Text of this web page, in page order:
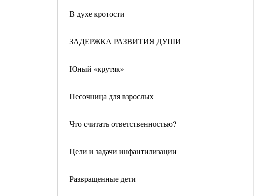
В духе кротости
ЗАДЕРЖКА РАЗВИТИЯ ДУШИ
Юный «крутяк»
Песочница для взрослых
Что считать ответственностью?
Цели и задачи инфантилизации
Развращенные дети